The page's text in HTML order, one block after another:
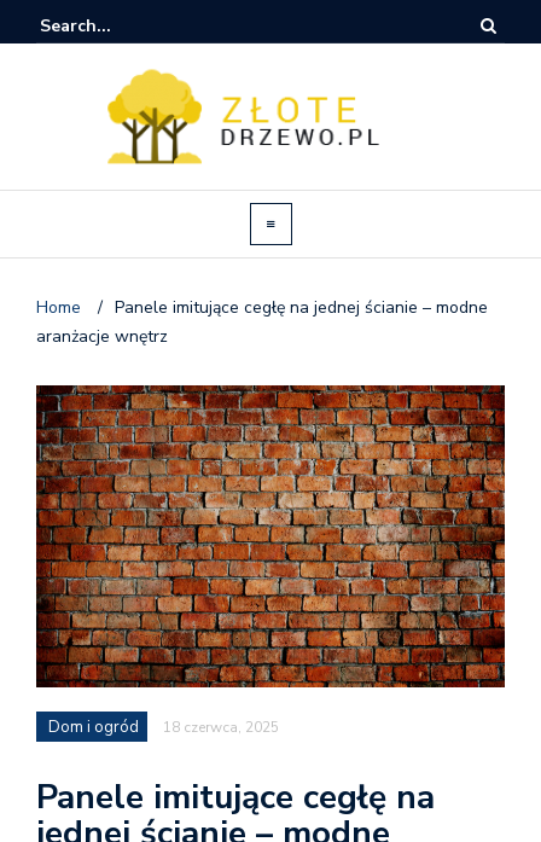
Home / Panele imitujące cegłę na jednej ścianie – modne
aranżacje wnętrz
Dom i ogród 18 czerwca, 2025
Panele imitujące cegłę na